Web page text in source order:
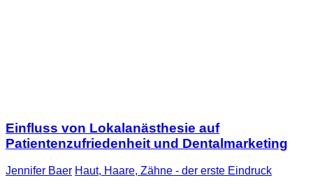
Einfluss von Lokalanästhesie auf
Patientenzufriedenheit und Dentalmarketing
Jennifer Baer Haut, Haare, Zähne - der erste Eindruck